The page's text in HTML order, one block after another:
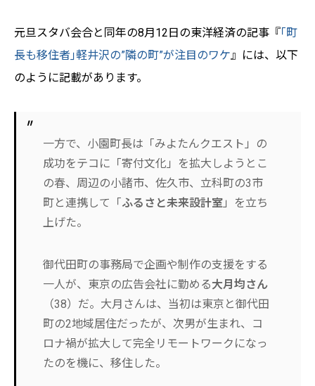
元旦スタバ会合と同年の8月12日の東洋経済の記事『｢町
長も移住者｣軽井沢の”隣の町”が注目のワケ 』には、以下
のように記載があります。
一方で、小園町長は「みよたんクエスト」の
成功をテコに「寄付文化」を拡大しようとこ
の春、周辺の小諸市、佐久市、立科町の3市
町と連携して「ふるさと未来設計室 」を立ち
上げた。
御代田町の事務局で企画や制作の支援をする
一人が、東京の広告会社に勤める大月均さん
（38）だ。大月さんは、当初は東京と御代田
町の2地域居住だったが、次男が生まれ、コ
ロナ禍が拡大して完全リモートワークになっ
たのを機に、移住した。